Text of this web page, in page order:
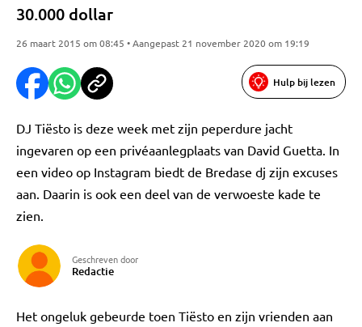
30.000 dollar
26 maart 2015 om 08:45 • Aangepast 21 november 2020 om 19:19
Hulp bij lezen
DJ Tiësto is deze week met zijn peperdure jacht
ingevaren op een privéaanlegplaats van David Guetta. In
een video op Instagram biedt de Bredase dj zijn excuses
aan. Daarin is ook een deel van de verwoeste kade te
zien.
Geschreven door
Redactie
Het ongeluk gebeurde toen Tiësto en zijn vrienden aan